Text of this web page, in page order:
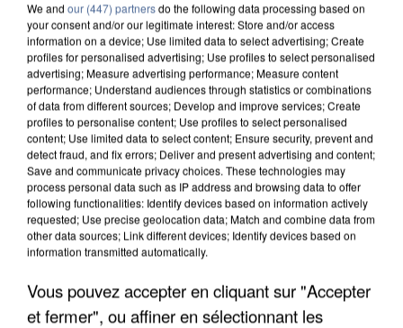
COULÉE DE BOUE EN HAUTE-SAVOIE
We and our (447) partnersdo the following data processing based on
your consent and/or our legitimate interest: Store and/or access
information on a device; Use limited data to select advertising; Create
profiles for personalised advertising; Use profiles to select personalised
advertising; Measure advertising performance; Measure content
performance; Understand audiences through statistics or combinations
of data from different sources; Develop and improve services; Create
profiles to personalise content; Use profiles to select personalised
content; Use limited data to select content; Ensure security, prevent and
detect fraud, and fix errors; Deliver and present advertising and content;
Save and communicate privacy choices. These technologies may
process personal data such as IP address and browsing data to offer
following functionalities: Identify devices based on information actively
requested; Use precise geolocation data; Match and combine data from
other data sources; Link different devices; Identify devices based on
information transmitted automatically.
Vous pouvez accepter en cliquant sur "Accepter
et fermer", ou affiner en sélectionnant les